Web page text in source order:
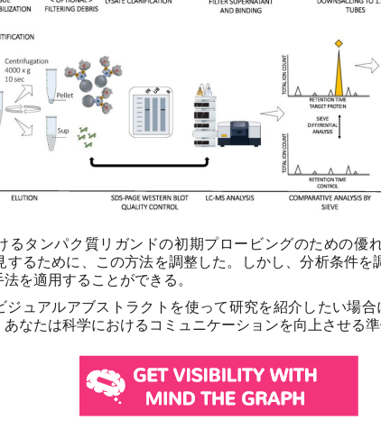
るタンパク質リガンドの初期プロービングのための優
するために、この方法を調整した。しかし、分析条件を
を適用することができる。
ュアルアブストラクトを使って研究を紹介したい場合
なたは科学におけるコミュニケーションを向上させる